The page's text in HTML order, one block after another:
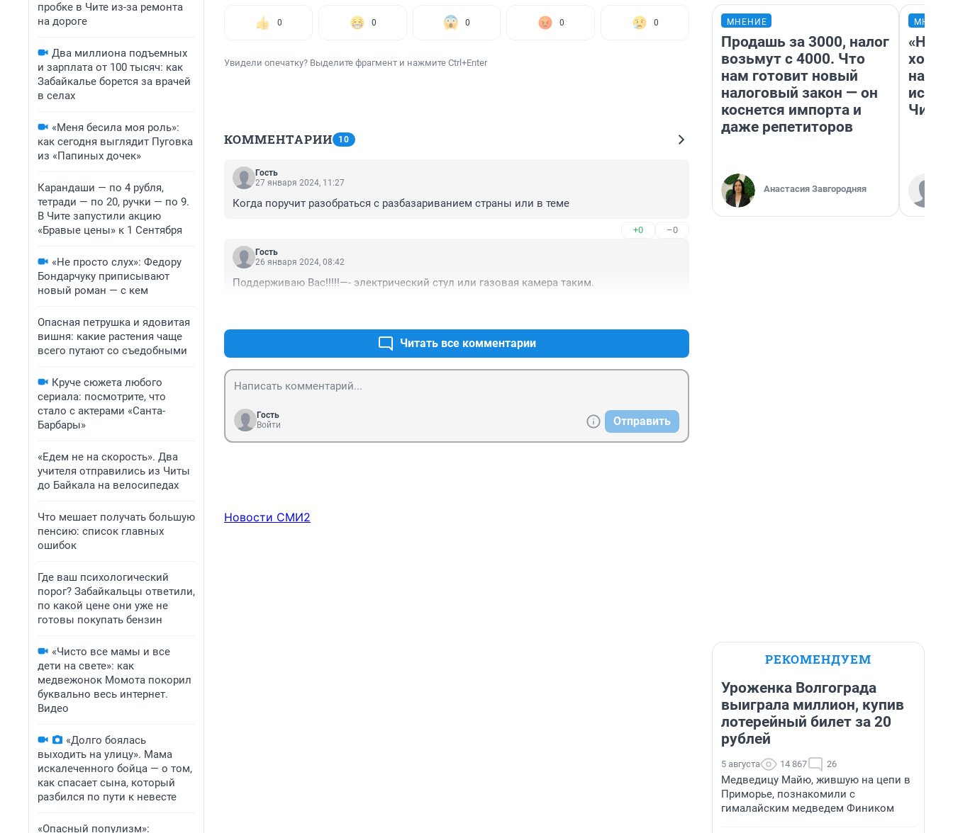
пробке в Чите из-за ремонта
на дороге
Два миллиона подъемных
и зарплата от 100 тысяч: как
Забайкалье борется за врачей
в селах
«Меня бесила моя роль»:
как сегодня выглядит Пуговка
из «Папиных дочек»
Карандаши — по 4 рубля,
тетради — по 20, ручки — по 9.
В Чите запустили акцию
«Бравые цены» к 1 Сентября
«Не просто слух»: Федору
Бондарчуку приписывают
новый роман — с кем
Опасная петрушка и ядовитая
вишня: какие растения чаще
всего путают со съедобными
Круче сюжета любого
сериала: посмотрите, что
стало с актерами «Санта-
Барбары»
«Едем не на скорость». Два
учителя отправились из Читы
до Байкала на велосипедах
Что мешает получать большую
пенсию: список главных
ошибок
Где ваш психологический
порог? Забайкальцы ответили,
по какой цене они уже не
готовы покупать бензин
«Чисто все мамы и все
дети на свете»: как
медвежонок Момота покорил
буквально весь интернет.
Видео
«Долго боялась
выходить на улицу». Мама
искалеченного бойца — о том,
как спасает сына, который
разбился по пути к невесте
«Опасный популизм»:
0 0 0 0 0
Увидели опечатку? Выделите фрагмент и нажмите Ctrl+Enter
КОММЕНТАРИИ 10
Гость
27 января 2024, 11:27
Когда поручит разобраться с разбазариванием страны или в теме
+0 –0
Гость
26 января 2024, 08:42
Поддерживаю Вас!!!!!—- электрический стул или газовая камера таким.
Читать все комментарии
Гость
Войти
Отправить
Новости СМИ2
МНЕНИЕ
Продашь за 3000, налог
возьмут с 4000. Что
нам готовит новый
налоговый закон — он
коснется импорта и
даже репетиторов
Анастасия Завгородняя
Читы
РЕКОМЕНДУЕМ
Уроженка Волгограда
выиграла миллион, купив
лотерейный билет за 20
рублей
5 августа 14 867 26
Медведицу Майю, жившую на цепи в
Приморье, познакомили с
гималайским медведем Фиником